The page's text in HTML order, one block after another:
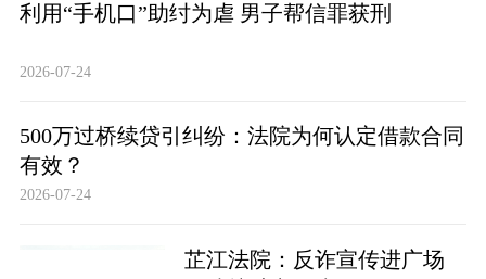
利用“手机口”助纣为虐 男子帮信罪获刑
2026-07-24
500万过桥续贷引纠纷：法院为何认定借款合同
有效？
2026-07-24
芷江法院：反诈宣传进广场